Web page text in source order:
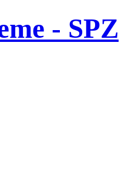
- SPZ